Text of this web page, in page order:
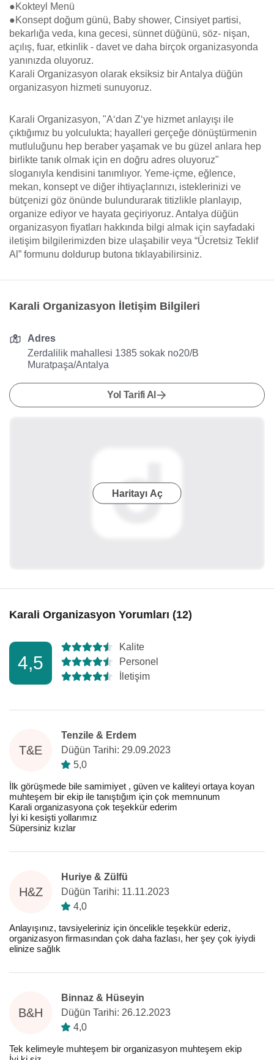
●Kokteyl Menü
●Konsept doğum günü, Baby shower, Cinsiyet partisi,
bekarlığa veda, kına gecesi, sünnet düğünü, söz- nişan,
açılış, fuar, etkinlik - davet ve daha birçok organizasyonda
yanınızda oluyoruz.
Karali Organizasyon olarak eksiksiz bir Antalya düğün
organizasyon hizmeti sunuyoruz.
Karali Organizasyon, "A‘dan Z‘ye hizmet anlayışı ile
çıktığımız bu yolculukta; hayalleri gerçeğe dönüştürmenin
mutluluğunu hep beraber yaşamak ve bu güzel anlara hep
birlikte tanık olmak için en doğru adres oluyoruz"
sloganıyla kendisini tanımlıyor. Yeme-içme, eğlence,
mekan, konsept ve diğer ihtiyaçlarınızı, isteklerinizi ve
bütçenizi göz önünde bulundurarak titizlikle planlayıp,
organize ediyor ve hayata geçiriyoruz. Antalya düğün
organizasyon fiyatları hakkında bilgi almak için sayfadaki
iletişim bilgilerimizden bize ulaşabilir veya “Ücretsiz Teklif
Al” formunu doldurup butona tıklayabilirsiniz.
Karali Organizasyon İletişim Bilgileri
Adres
Zerdalilik mahallesi 1385 sokak no20/B
Muratpaşa/Antalya
Yol Tarifi Al
Haritayı Aç
Karali Organizasyon Yorumları (12)
4,5
Kalite
Personel
İletişim
T&E
Tenzile & Erdem
Düğün Tarihi: 29.09.2023
5,0
İlk görüşmede bile samimiyet , güven ve kaliteyi ortaya koyan
muhteşem bir ekip ile tanıştığım için çok memnunum
Karali organizasyona çok teşekkür ederim
İyi ki kesişti yollarımız
Süpersiniz kızlar
H&Z
Huriye & Zülfü
Düğün Tarihi: 11.11.2023
4,0
Anlayışınız, tavsiyeleriniz için öncelikle teşekkür ederiz,
organizasyon firmasından çok daha fazlası, her şey çok iyiydi
elinize sağlık
B&H
Binnaz & Hüseyin
Düğün Tarihi: 26.12.2023
4,0
Tek kelimeyle muhteşem bir organizasyon muhteşem ekip